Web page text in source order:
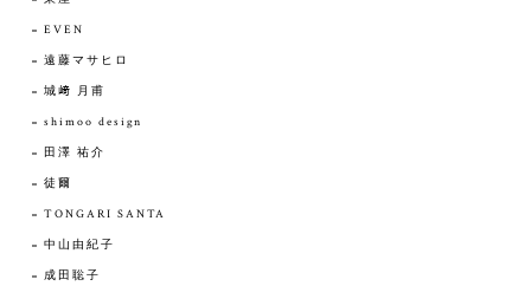
EVEN
遠藤マサヒロ
城﨑 月甫
shimoo design
田澤 祐介
徒爾
TONGARI SANTA
中山由紀子
成田聡子